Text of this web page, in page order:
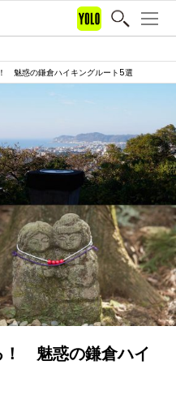
魅惑の鎌倉ハイキングルート5選
！ 魅惑の鎌倉ハイ